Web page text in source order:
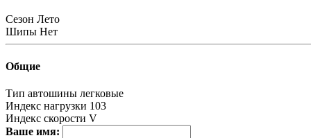
Сезон Лето
Шипы Нет
Общие
Тип автошины легковые
Индекс нагрузки 103
Индекс скорости V
Ваше имя: